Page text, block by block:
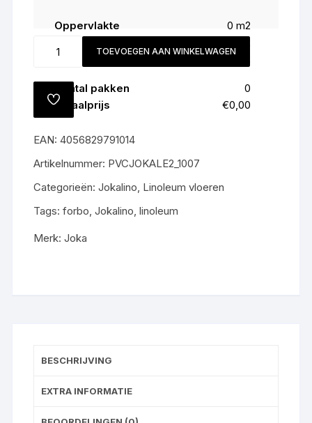
Oppervlakte 0 m2
Snijverlies (
m2
Totaal
0 m2
Aantal pakken
0
Totaalprijs
€0,00
rosato
3120
TOEVOEGEN AAN WINKELWAGEN
TOEVOEGEN
AAN
EAN:4056829791014
Artikelnummer: PVCJOKALE2_1007
Categorieën:Jokalino, Linoleum vloeren
Tags:forbo,Jokalino,linoleum
Merk:Joka
BESCHRIJVING
EXTRA INFORMATIE